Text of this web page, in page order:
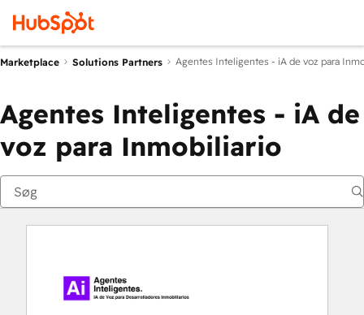
Marketplace Solutions Partners Agentes Inteligentes - iA de voz para
Agentes Inteligentes - iA de
voz para Inmobiliario